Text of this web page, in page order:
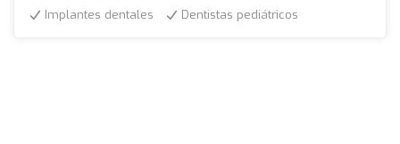
Implantes dentales
Dentistas pediátricos